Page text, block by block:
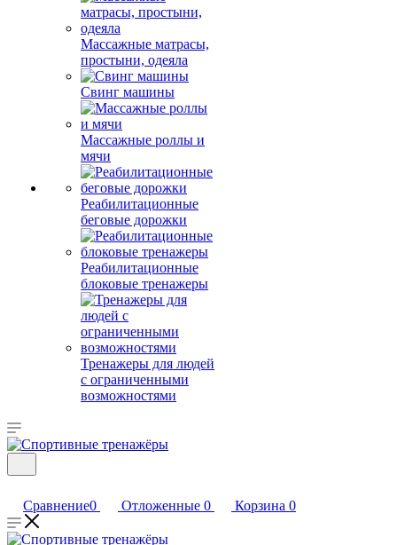
Массажные матрасы,
простыни, одеяла
Свинг машины
Массажные роллы и
мячи
Реабилитационные
беговые дорожки
Реабилитационные
блоковые тренажеры
Тренажеры для людей
с ограниченными
возможностями
Сравнение0 Отложенные 0 Корзина 0